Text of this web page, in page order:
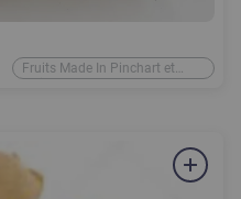
Fruits Made In Pinchart et
d'ailleurs